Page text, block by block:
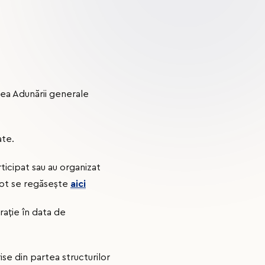
Adunării generale
sau au organizat
se regăsește aici
în data de
din partea structurilor